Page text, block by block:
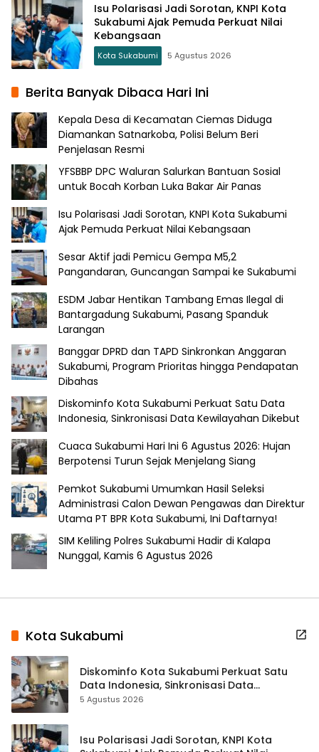
Isu Polarisasi Jadi Sorotan, KNPI Kota
Sukabumi Ajak Pemuda Perkuat Nilai
Kebangsaan
Kota Sukabumi 5 Agustus 2026
Berita Banyak Dibaca Hari Ini
Kepala Desa di Kecamatan Ciemas Diduga
Diamankan Satnarkoba, Polisi Belum Beri
Penjelasan Resmi
YFSBBP DPC Waluran Salurkan Bantuan Sosial
untuk Bocah Korban Luka Bakar Air Panas
Isu Polarisasi Jadi Sorotan, KNPI Kota Sukabumi
Ajak Pemuda Perkuat Nilai Kebangsaan
Sesar Aktif jadi Pemicu Gempa M5,2
Pangandaran, Guncangan Sampai ke Sukabumi
ESDM Jabar Hentikan Tambang Emas Ilegal di
Bantargadung Sukabumi, Pasang Spanduk
Larangan
Banggar DPRD dan TAPD Sinkronkan Anggaran
Sukabumi, Program Prioritas hingga Pendapatan
Dibahas
Diskominfo Kota Sukabumi Perkuat Satu Data
Indonesia, Sinkronisasi Data Kewilayahan Dikebut
Cuaca Sukabumi Hari Ini 6 Agustus 2026: Hujan
Berpotensi Turun Sejak Menjelang Siang
Pemkot Sukabumi Umumkan Hasil Seleksi
Administrasi Calon Dewan Pengawas dan Direktur
Utama PT BPR Kota Sukabumi, Ini Daftarnya!
SIM Keliling Polres Sukabumi Hadir di Kalapa
Nunggal, Kamis 6 Agustus 2026
Kota Sukabumi
Diskominfo Kota Sukabumi Perkuat Satu
Data Indonesia, Sinkronisasi Data
Kewilayahan Dikebut
5 Agustus 2026
Isu Polarisasi Jadi Sorotan, KNPI Kota